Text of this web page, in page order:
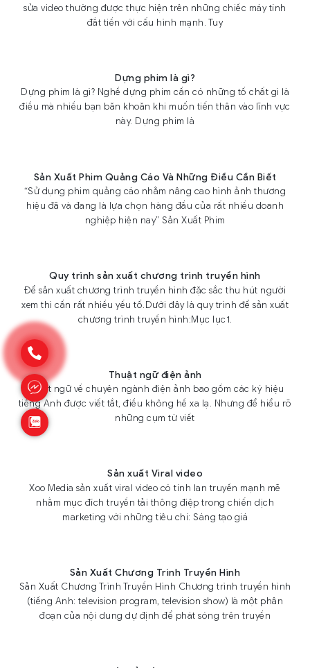
sửa video thường được thực hiện trên những chiếc máy tính
đắt tiền với cấu hình mạnh. Tuy
Dựng phim là gì?
Dựng phim là gì? Nghề dựng phim cần có những tố chất gì là
điều mà nhiều bạn băn khoăn khi muốn tiến thân vào lĩnh vực
này. Dựng phim là
Sản Xuất Phim Quảng Cáo Và Những Điều Cần Biết
“Sử dụng phim quảng cáo nhằm nâng cao hình ảnh thương
hiệu đã và đang là lựa chọn hàng đầu của rất nhiều doanh
nghiệp hiện nay” Sản Xuất Phim
Quy trình sản xuất chương trình truyền hình
Để sản xuất chương trình truyền hình đặc sắc thu hút người
xem thì cần rất nhiều yếu tố.Dưới đây là quy trình để sản xuất
chương trình truyền hình:Mục lục1.
Thuật ngữ điện ảnh
Thuật ngữ về chuyên ngành điện ảnh bao gồm các ký hiệu
tiếng Anh được viết tắt, điều không hề xa lạ. Nhưng để hiểu rõ
những cụm từ viết
Sản xuất Viral video
Xoo Media sản xuất viral video có tính lan truyền mạnh mẽ
nhằm mục đích truyền tải thông điệp trong chiến dịch
marketing với những tiêu chí: Sáng tạo giá
Sản Xuất Chương Trình Truyền Hình
Sản Xuất Chương Trình Truyền Hình Chương trình truyền hình
(tiếng Anh: television program, television show) là một phân
đoạn của nội dung dự định để phát sóng trên truyền